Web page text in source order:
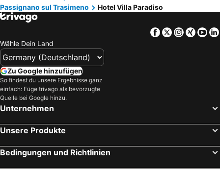
Passignano sul Trasimeno
Hotel Villa Paradiso
Facebook
TwitterXing
Wähle Dein Land
Zu Google hinzufügen
So findest du unsere Ergebnisse ganz
einfach: Füge trivago als bevorzugte
Quelle bei Google hinzu.
Unternehmen
Unsere Produkte
Bedingungen und Richtlinien